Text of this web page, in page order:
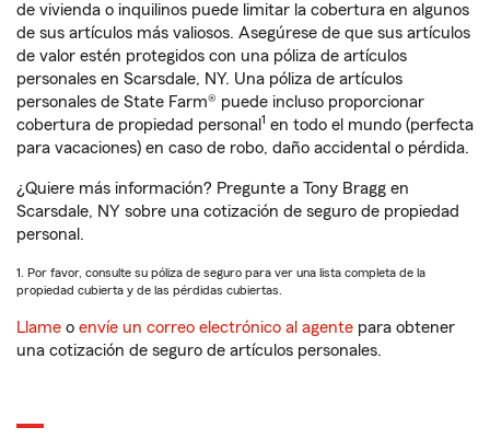
de vivienda o inquilinos puede limitar la cobertura en algunos
de sus artículos más valiosos. Asegúrese de que sus artículos
de valor estén protegidos con una póliza de artículos
personales en Scarsdale, NY. Una póliza de artículos
personales de State Farm® puede incluso proporcionar
cobertura de propiedad personal 1 en todo el mundo (perfecta
para vacaciones) en caso de robo, daño accidental o pérdida.
¿Quiere más información? Pregunte a Tony Bragg en
Scarsdale, NY sobre una cotización de seguro de propiedad
personal.
1. Por favor, consulte su póliza de seguro para ver una lista completa de la
propiedad cubierta y de las pérdidas cubiertas.
Llame o envíe un correo electrónico al agente para obtener
una cotización de seguro de artículos personales.